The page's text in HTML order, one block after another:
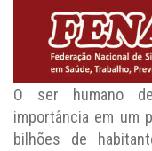
O ser humano
importância em um
bilhões de